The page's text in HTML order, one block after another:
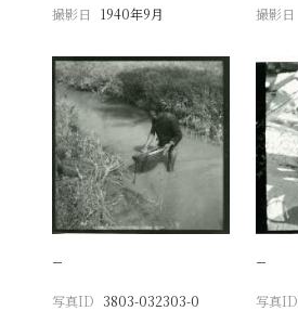
撮影日
1940年9月
撮影日
−
写真ID 3803-032303-0
−
写真ID